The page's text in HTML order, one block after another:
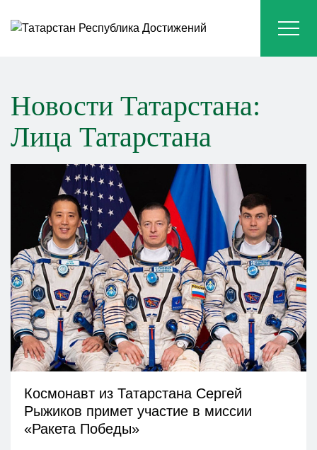
Новости Татарстана:
Лица Татарстана
Космонавт из Татарстана Сергей
Рыжиков примет участие в миссии
«Ракета Победы»